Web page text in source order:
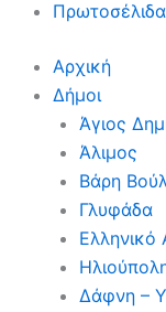
Πρωτοσέλιδα
Αρχική
Δήμοι
Άγιος
Άλιμος
Βάρη
Γλυφάδα
Ελληνικό
Δάφνη –